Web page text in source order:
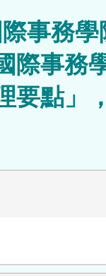
事務學
際事務
要點」